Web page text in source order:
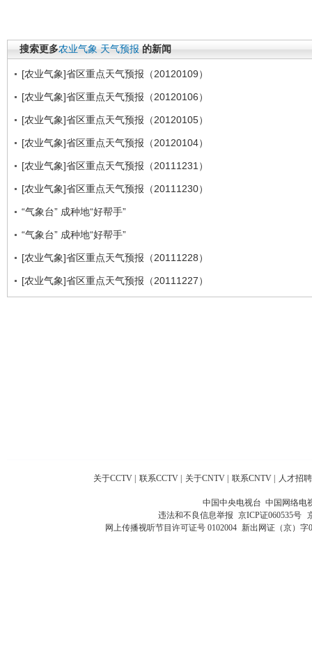
搜索更多农业气象 天气预报 的新闻
[农业气象]省区重点天气预报（20120109）
[农业气象]省区重点天气预报（20120106）
[农业气象]省区重点天气预报（20120105）
[农业气象]省区重点天气预报（20120104）
[农业气象]省区重点天气预报（20111231）
[农业气象]省区重点天气预报（20111230）
“气象台” 成种地“好帮手”
“气象台” 成种地“好帮手”
[农业气象]省区重点天气预报（20111228）
[农业气象]省区重点天气预报（20111227）
关于CCTV 联系CCTV 关于CNTV 联系CNTV 人才招聘
中国中央电视台 中国网络电
违法和不良信息举报 京ICP证060535号
网上传播视听节目许可证号 0102004 新出网证（京）